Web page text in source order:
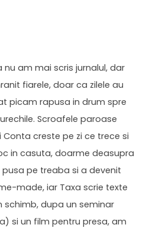
am mai scris jurnalul, dar
fiarele, doar ca zilele au
picam rapusa in drum spre
Scroafele paroase
creste pe zi ce trece si
in casuta, doarme deasupra
pe treaba si a devenit
made, iar Taxa scrie texte
schimb, dupa un seminar
si un film pentru presa, am